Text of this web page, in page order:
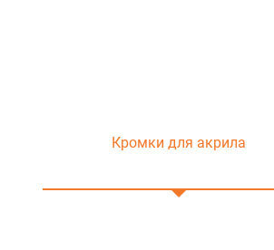
Кромки для акрила